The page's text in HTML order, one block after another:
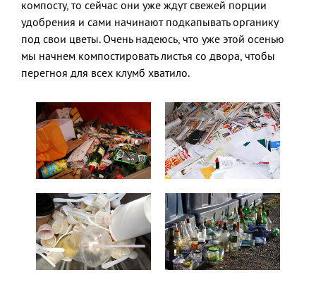
компосту, то сейчас они уже ждут свежей порции
удобрения и сами начинают подкапывать органику
под свои цветы. Очень надеюсь, что уже этой осенью
мы начнем компостировать листья со двора, чтобы
перегноя для всех клумб хватило.